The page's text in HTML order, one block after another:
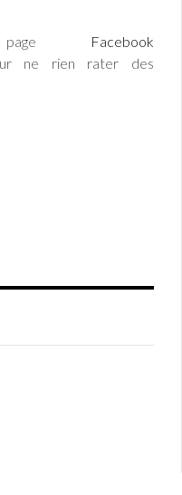
page
Facebook
ne rien rater des